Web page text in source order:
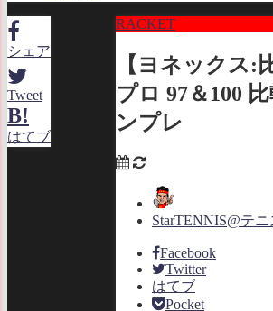
シェア
Tweet
B!
はてブ
RACKET
【ヨネックス:
プロ 97＆100
ンプレ
StarTENNIS@テ
Facebook
Twitter
はてブ
Pocket